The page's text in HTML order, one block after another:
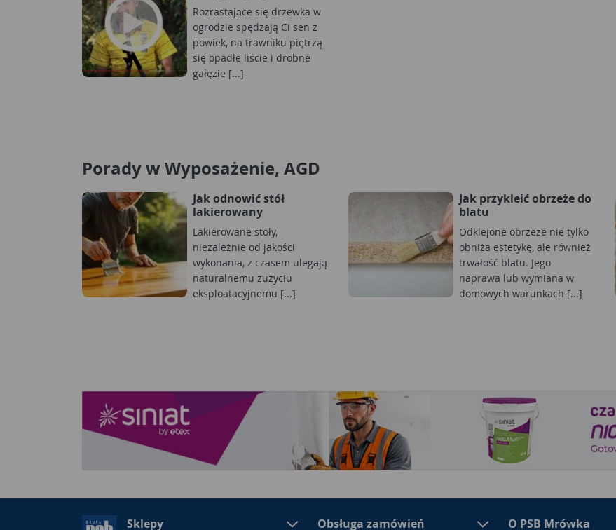
Rozrastające się drzewka w
ogrodzie spędzają Ci sen z
powiek, na trawniku piętrzą
się opadłe liście i drobne
gałęzie [...]
Porady w Wyposażenie, AGD
Jak odnowić stół
lakierowany
Lakierowane stoły,
niezależnie od jakości
wykonania, z czasem ulegają
naturalnemu zużyciu
eksploatacyjnemu [...]
Jak przykleić obrzeże do
blatu
Odklejone obrzeże nie tylko
obniża estetykę, ale również
trwałość blatu. Jego
naprawa lub wymiana w
domowych warunkach [...]
Sklepy Obsługa zamówień O PSB Mrówka